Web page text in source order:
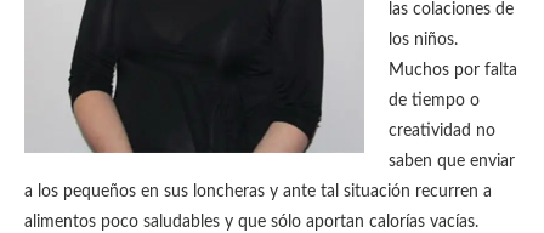
las colaciones de
los niños.
Muchos por falta
de tiempo o
creatividad no
saben que enviar
a los pequeños en sus loncheras y ante tal situación recurren a
alimentos poco saludables y que sólo aportan calorías vacías.